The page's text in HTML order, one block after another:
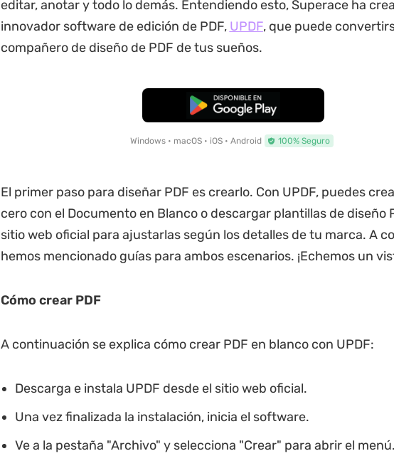
editar, anotar y todo lo demás. Entendiendo esto, Superace ha
innovador software de edición de PDF, UPDF, que puede
compañero de diseño de PDF de tus sueños.
Descarga Gratuita
Windows • macOS • iOS • Android 100% Seguro
El primer paso para diseñar PDF es crearlo. Con UPDF, puedes
cero con el Documento en Blanco o descargar plantillas de diseño
sitio web oficial para ajustarlas según los detalles de tu marca. A
hemos mencionado guías para ambos escenarios. ¡Echemos un
Cómo crear PDF
A continuación se explica cómo crear PDF en blanco con UPDF:
Descarga e instala UPDF desde el sitio web oficial.
Una vez finalizada la instalación, inicia el software.
Ve a la pestaña "Archivo" y selecciona "Crear" para abrir el